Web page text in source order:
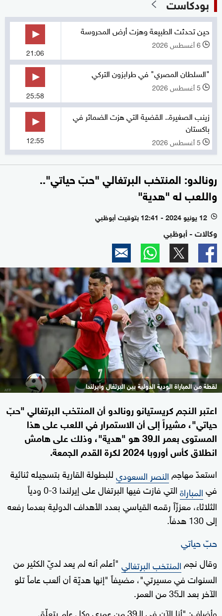
حين تحدثت الطبيعة وهزت أرض المحروسة
l 6 أغسطس 2026
21:06
"السلطان المصري" في طرابزون التركي
l 5 أغسطس 2026
25:58
زينب الصغيرة.. القضية التي هزت الضمائر في
باكستان
l 5 أغسطس 2026 12:55
رونالدو: المنتخب البرتغالي "حبّ حياتي"..
واللعب له "هدية"
l 12 يونيو 2024 - 12:41 بتوقيت أبوظبي
وكالات - أبوظبي
لقطة من المباراة الودية الدولية بين البرتغال وأيرلندا
اعتبر النجم كريستيانو رونالدو أن المنتخب البرتغالي "حبّ
حياتي"، مشيراً إلى أن الاستمرار في اللعب على هذا
المستوى بعمر الـ39 هو "هدية"، وذلك على هامش
انطلاق كأس أوروبا 2024 لكرة القدم الجمعة.
استعدّ مهاجم النصر السعوديللبطولة القارية بتسجيله ثنائية
فيالمباراة
التي فازت فيها البرتغال على إيرلندا 3-0 ودياً
الثلاثاء، معززّاً رقمه القياسي بعدد الأهداف الدولية بعدما رفعه
إلى 130 هدفاً.
حبّ حياتي
وقال نجمالمنتخب البرتغالي "أعلم أنه لم يعد لديّ الكثير من
السنوات في مسيرتي"، مضيفاً "إنها هديّة أن ألعب عاماً تلو
الآخر بعد الـ35 من العمر.
وأضاف: "أنا الآن في الـ39 من عمري وكل عامٍ يتعلّق